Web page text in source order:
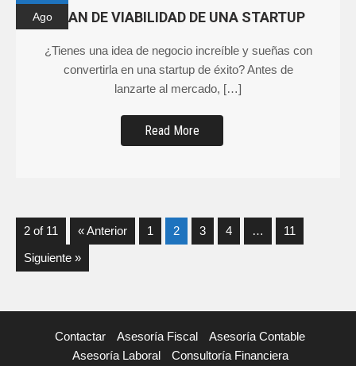
AgoPLAN DE VIABILIDAD DE UNA STARTUP
¿Tienes una idea de negocio increíble y sueñas con
convertirla en una startup de éxito? Antes de
lanzarte al mercado, […]
Read More
2 of 11 « Anterior 1 2 3 4 …
11
Siguiente »
Contactar Asesoría Fiscal
Asesoría Contable
Asesoría Laboral
Consultoría Financiera